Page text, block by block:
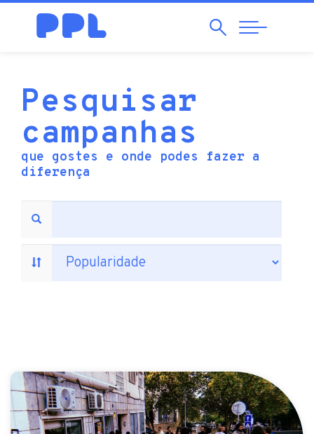
Pesquisar
Abrir
Navegação
Pesquisar
campanhas
que gostes e onde podes fazer a
diferença